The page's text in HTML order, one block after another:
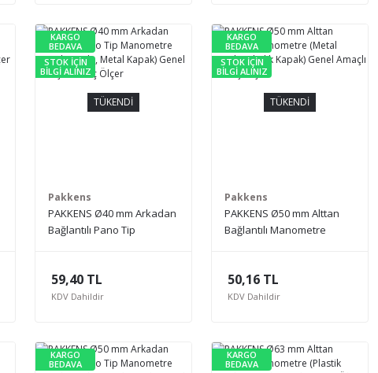
TÜKENDİ
KARGO
BEDAVA
STOK İÇİN
BİLGİ ALINIZ
Pakkens
PAKKENS Ø40 mm Arkadan
Bağlantılı Pano Tip
Basınç Ölçer
59,40 TL
KDV Dahildir
TÜKENDİ
KARGO
BEDAVA
STOK İÇİN
BİLGİ ALINIZ
Pakkens
PAKKENS Ø50 mm Alttan
Bağlantılı Manometre
Basınç Ölçer
50,16 TL
KDV Dahildir
KARGO
BEDAVA
KARGO
BEDAVA